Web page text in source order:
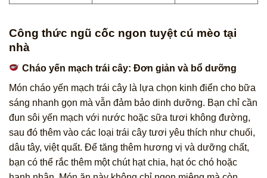
Công thức ngũ cốc ngon tuyệt cú mèo tại
nhà
Cháo yến mạch trái cây: Đơn giản và bổ dưỡng
Món cháo yến mạch trái cây là lựa chọn kinh điển cho bữa
sáng nhanh gọn mà vẫn đảm bảo dinh dưỡng. Bạn chỉ cần
đun sôi yến mạch với nước hoặc sữa tươi không đường,
sau đó thêm vào các loại trái cây tươi yêu thích như chuối,
dâu tây, việt quất. Để tăng thêm hương vị và dưỡng chất,
bạn có thể rắc thêm một chút hạt chia, hạt óc chó hoặc